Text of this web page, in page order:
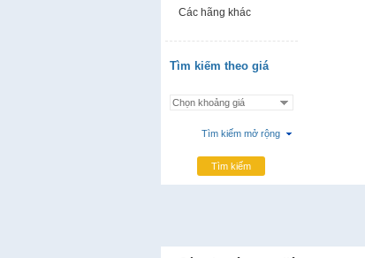
Các hãng khác
Tìm kiếm theo giá
Tìm kiếm mở rộng
Tìm kiếm